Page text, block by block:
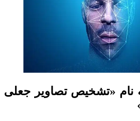
نام «تشخیص تصاویر جعلی